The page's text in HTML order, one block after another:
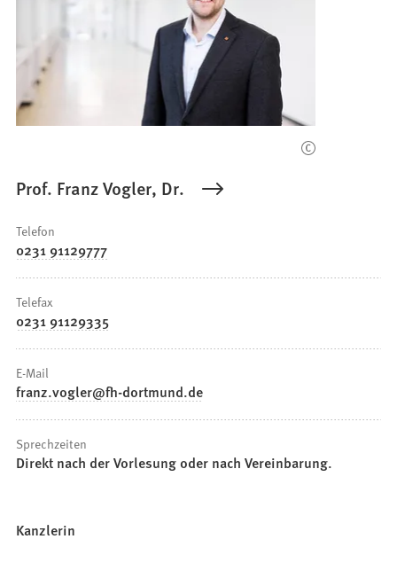
Prof. Franz Vogler, Dr.
Telefon
0231 91129777
Telefax
0231 91129335
E-Mail
franz.vogler fh-dortmund de
Sprechzeiten
Direkt nach der Vorlesung oder nach Vereinbarung.
Kanzlerin